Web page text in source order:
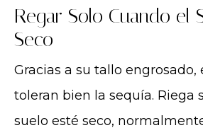
Regar Solo Cuando el
Seco
Gracias a su tallo engrosado,
toleran bien la sequía. Riega
suelo esté seco,